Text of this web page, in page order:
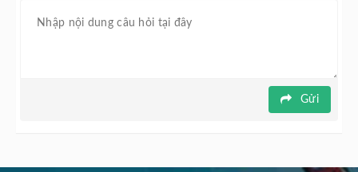
Mang nội dung gần gũi, cảm động cùng những hình ảnh
thân thuộc với khán giả Việt, bộ phim Gia Tài Của Ngoại
diễn viên ăn khách như Putthipong Assaratanakul, nữ diễn
Gửi